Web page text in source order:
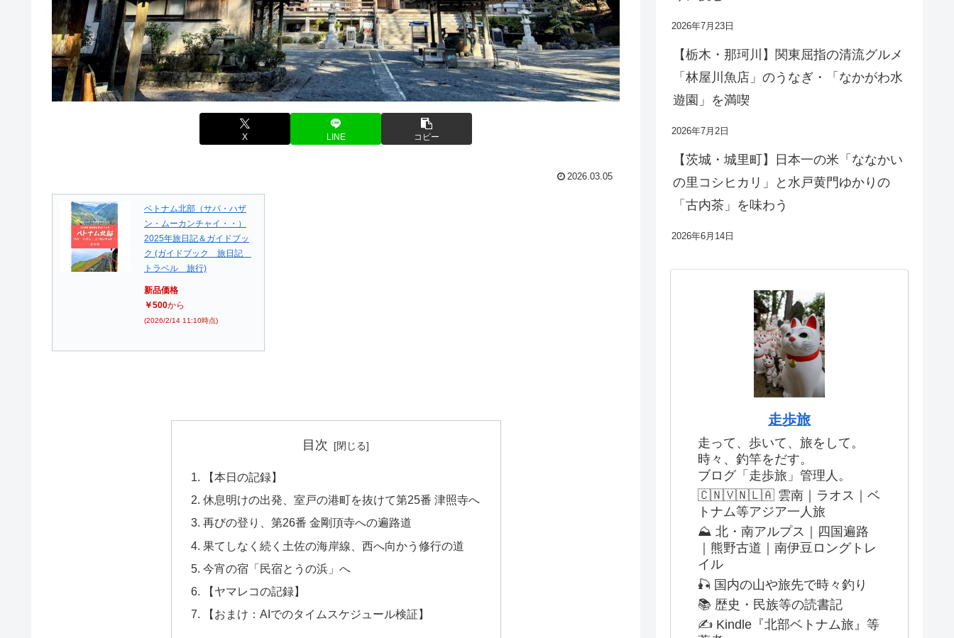
X LINE コピー
2026.03.05
ベトナム北部（サパ・ハザ
ン・ムーカンチャイ・・）
2025年旅日記＆ガイドブッ
ク (ガイドブック 旅日記
トラベル 旅行)
新品価格
￥500から
(2026/2/14 11:10時点)
目次
【本日の記録】
休息明けの出発、室戸の港町を抜けて第25番 津照寺へ
再びの登り、第26番 金剛頂寺への遍路道
果てしなく続く土佐の海岸線、西へ向かう修行の道
今宵の宿「民宿とうの浜」へ
【ヤマレコの記録】
【おまけ：AIでのタイムスケジュール検証】
2026年7月23日
【栃木・那珂川】関東屈指の清流グルメ
「林屋川魚店」のうなぎ・「なかがわ水
遊園」を満喫
2026年7月2日
【茨城・城里町】日本一の米「ななかい
の里コシヒカリ」と水戸黄門ゆかりの
「古内茶」を味わう
2026年6月14日
走歩旅
走って、歩いて、旅をして。
時々、釣竿をだす。
ブログ「走歩旅」管理人。
🇨🇳🇻🇳🇱🇦 雲南｜ラオス｜ベ
トナム等アジア一人旅
⛰️ 北・南アルプス｜四国遍路
｜熊野古道｜南伊豆ロングトレ
イル
🎣 国内の山や旅先で時々釣り
📚 歴史・民族等の読書記
✍️ Kindle『北部ベトナム旅』等